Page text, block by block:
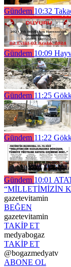
Gündem 10:32
Gündem 10:09
Gündem 11:25
Gündem 11:22
Gündem 10:01
“MİLLETİMİZİN
gazetevitamin
BEĞEN
gazetevitamin
TAKİP ET
medyabogaz
TAKİP ET
@bogazmedyatv
ABONE OL